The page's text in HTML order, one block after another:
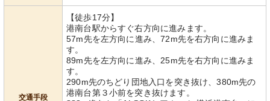
交通手段
【徒歩17分】
港南台駅からすぐ右方向に進みます。
57m先を左方向に進み、72m先を右方向に進みま
す。
89m先を左方向に進み、25m先を右方向に進みま
す。
290m先のちどり団地入口を突き抜け、380m先の
港南台第３小前を突き抜けます。